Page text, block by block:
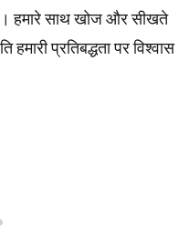
हमारे साथ खोज और सीखते
प्रतिबद्धता पर विश्वास